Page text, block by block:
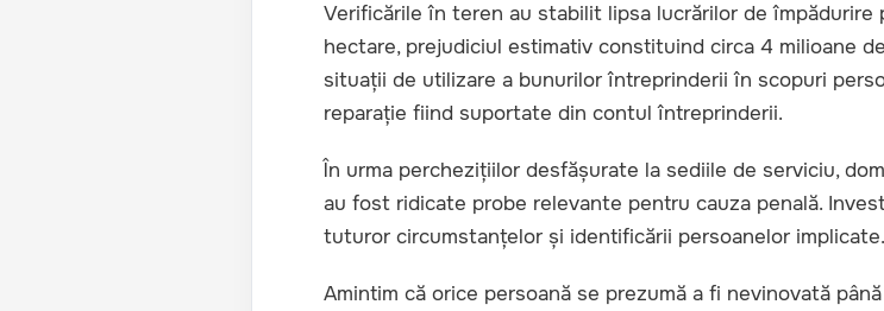
Verificările în teren au stabilit lipsa lucrărilor de împădurire
hectare, prejudiciul estimativ constituind circa 4 milioane
situații de utilizare a bunurilor întreprinderii în scopuri
reparație fiind suportate din contul întreprinderii.
În urma perchezițiilor desfășurate la sediile de serviciu,
au fost ridicate probe relevante pentru cauza penală.
tuturor circumstanțelor și identificării persoanelor implicate.
Amintim că orice persoană se prezumă a fi nevinovată